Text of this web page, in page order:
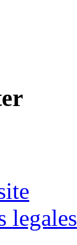
legales